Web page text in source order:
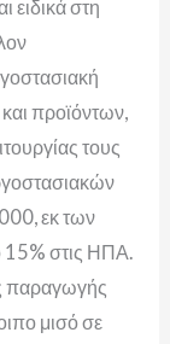
ειδικά στη
προϊόντων,
τους
εκ των
15% στις ΗΠΑ.
παραγωγής
μισό σε